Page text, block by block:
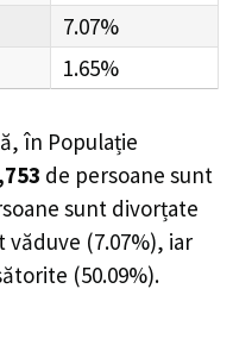
7.07%
1.65%
în Populație
de persoane sunt
sunt divorțate
văduve (7.07%), iar
(50.09%).